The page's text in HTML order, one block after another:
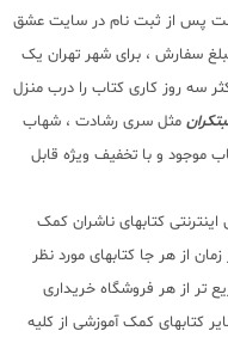
پس از ثبت نام در سایت عشق
سفارش ، برای شهر تهران یک
سه روز کاری کتاب را درب منزل
مثل سری رشادت ، شهاب
موجود و با تخفیف ویژه قابل
کتابهای ناشران کمک
از هر جا کتابهای مورد نظر
تر از هر فروشگاه خریداری
کتابهای کمک آموزشی از کلیه